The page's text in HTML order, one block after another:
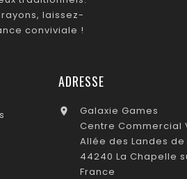
laissez-
conviviale !
ADRESSE

Galaxie Games
Centre Commercial
Allée des Landes
44240 La Chapelle
France